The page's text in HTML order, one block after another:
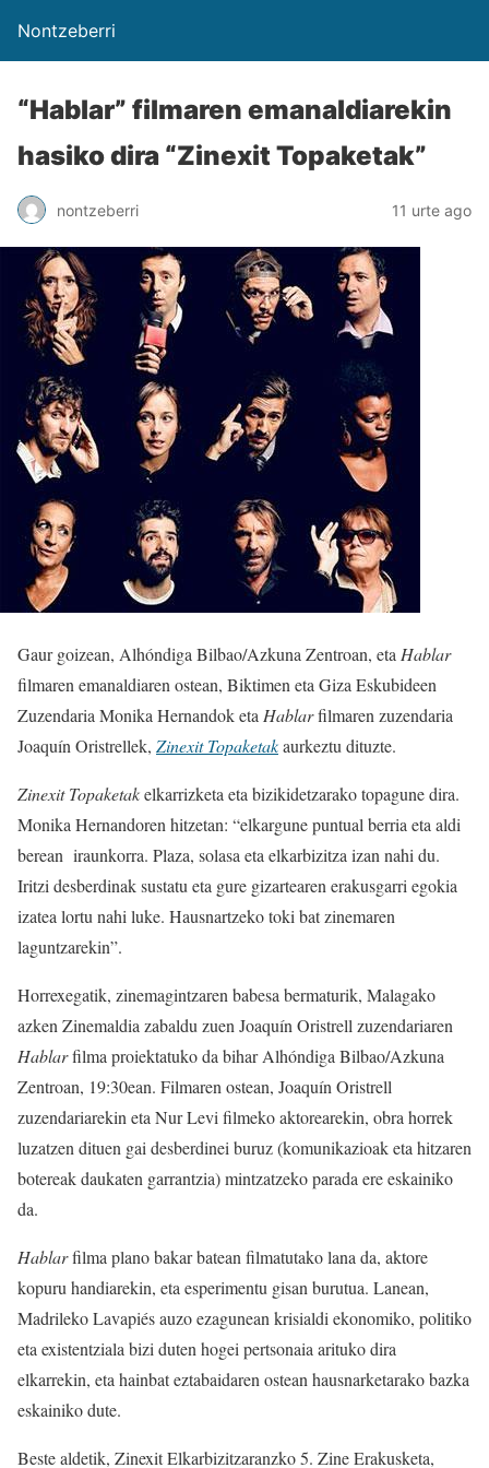
Nontzeberri
“Hablar” filmaren emanaldiarekin
hasiko dira “Zinexit Topaketak”
nontzeberri 11 urte ago
Gaur goizean, Alhóndiga Bilbao/Azkuna Zentroan, eta Hablar
filmaren emanaldiaren ostean, Biktimen eta Giza Eskubideen
Zuzendaria Monika Hernandok eta Hablarfilmaren zuzendaria
Joaquín Oristrellek, Zinexit Topaketakaurkeztu dituzte.
Zinexit Topaketakelkarrizketa eta bizikidetzarako topagune dira.
Monika Hernandoren hitzetan: “elkargune puntual berria eta aldi
berean iraunkorra. Plaza, solasa eta elkarbizitza izan nahi du.
Iritzi desberdinak sustatu eta gure gizartearen erakusgarri egokia
izatea lortu nahi luke. Hausnartzeko toki bat zinemaren
laguntzarekin”.
Horrexegatik, zinemagintzaren babesa bermaturik, Malagako
azken Zinemaldia zabaldu zuen Joaquín Oristrell zuzendariaren
Hablarfilma proiektatuko da bihar Alhóndiga Bilbao/Azkuna
Zentroan, 19:30ean. Filmaren ostean, Joaquín Oristrell
zuzendariarekin eta Nur Levi filmeko aktorearekin, obra horrek
luzatzen dituen gai desberdinei buruz (komunikazioak eta hitzaren
botereak daukaten garrantzia) mintzatzeko parada ere eskainiko
da.
Hablarfilma plano bakar batean filmatutako lana da, aktore
kopuru handiarekin, eta esperimentu gisan burutua. Lanean,
Madrileko Lavapiés auzo ezagunean krisialdi ekonomiko, politiko
eta existentziala bizi duten hogei pertsonaia arituko dira
elkarrekin, eta hainbat eztabaidaren ostean hausnarketarako bazka
eskainiko dute.
Beste aldetik, Zinexit Elkarbizitzaranzko 5. Zine Erakusketa,